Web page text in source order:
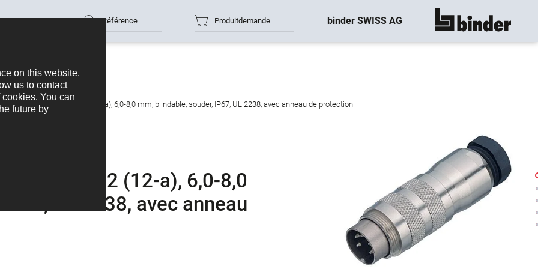
Référence Produitdemande binder SWISS AG montre tout
mâle, Contacts: 12 (12-a), 6,0-8,0 mm, blindable, souder, IP67, UL 2238, avec anneau de protection
12 (12-a), 6,0-8,0
UL 2238, avec anneau